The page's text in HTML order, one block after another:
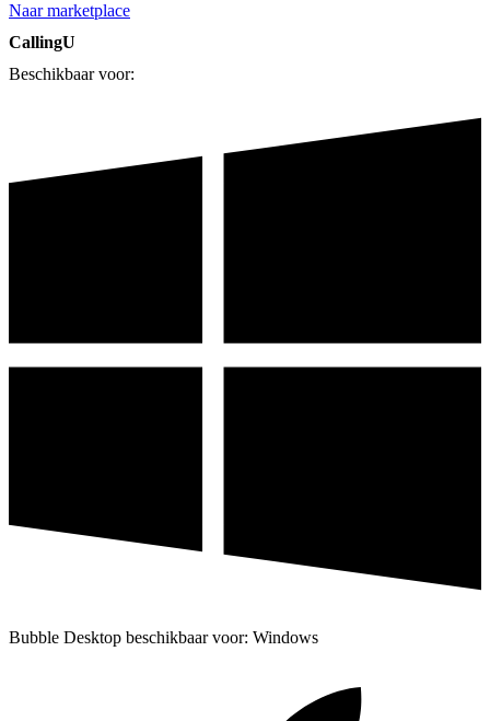
Naar marketplace
CallingU
Beschikbaar voor:
Bubble Desktop beschikbaar voor: Windows